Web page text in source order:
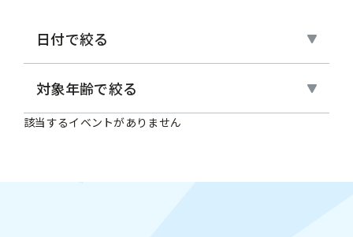
日付で絞る
対象年齢で絞る
該当するイベントがありません